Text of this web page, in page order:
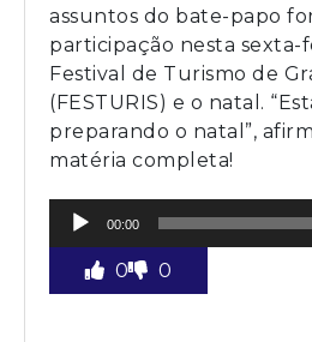
assuntos do bate-papo
participação nesta sexta-
Festival de Turismo de
(FESTURIS) e o natal.
preparando o natal”,
matéria completa!
Tocador
áudio
00:00
0 0